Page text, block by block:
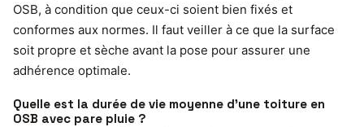
OSB, à condition que ceux-ci soient bien fixés et
conformes aux normes. Il faut veiller à ce que la surface
soit propre et sèche avant la pose pour assurer une
adhérence optimale.
Quelle est la durée de vie moyenne d’une toiture en
OSB avec pare pluie ?